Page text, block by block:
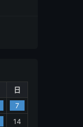
日
7
14